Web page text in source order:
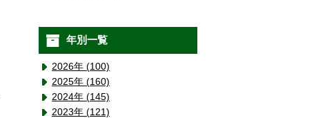
年別一覧
2026年 (100)
2025年 (160)
2024年 (145)
2023年 (121)